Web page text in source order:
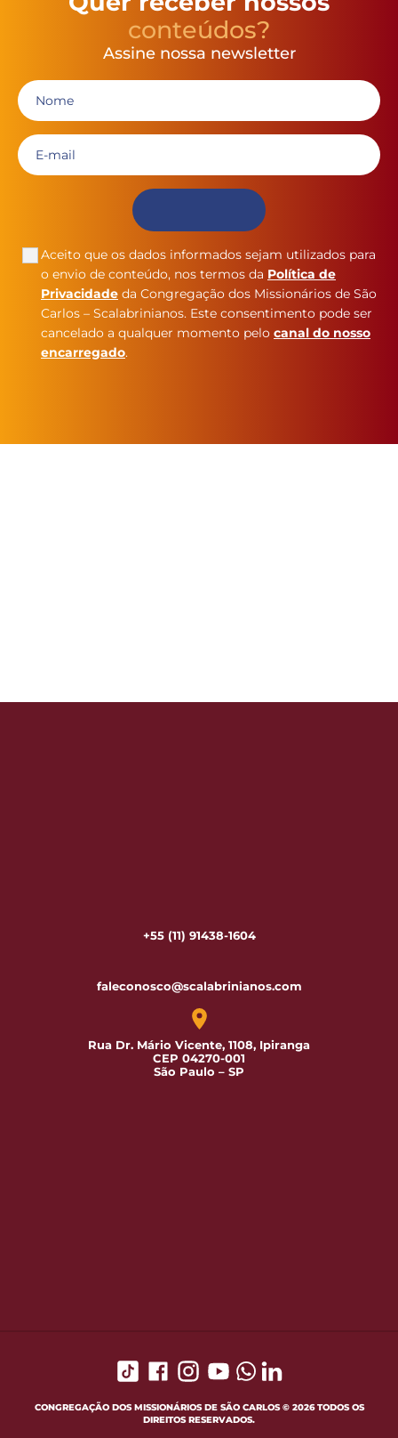
conteúdos?
Assine nossa newsletter
Aceito que os dados informados sejam utilizados para
o envio de conteúdo, nos termos da Política de
Privacidade da Congregação dos Missionários de São
Carlos – Scalabrinianos. Este consentimento pode ser
cancelado a qualquer momento pelo canal do nosso
encarregado.
+55 (11) 91438-1604
faleconosco@scalabrinianos.com
Rua Dr. Mário Vicente, 1108, Ipiranga
CEP 04270-001
São Paulo – SP
CONGREGAÇÃO DOS MISSIONÁRIOS DE SÃO CARLOS © 2026 TODOS OS
DIREITOS RESERVADOS.